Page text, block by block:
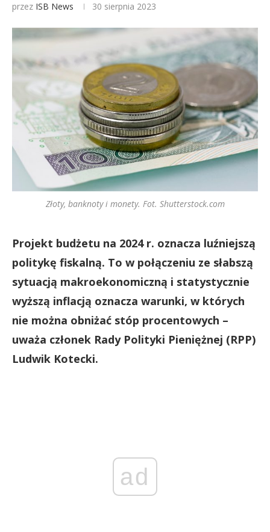
przez ISB News 30 sierpnia 2023
Złoty, banknoty i monety. Fot. Shutterstock.com
Projekt budżetu na 2024 r. oznacza luźniejszą
politykę fiskalną. To w połączeniu ze słabszą
sytuacją makroekonomiczną i statystycznie
wyższą inflacją oznacza warunki, w których
nie można obniżać stóp procentowych –
uważa członek Rady Polityki Pieniężnej (RPP)
Ludwik Kotecki.
ad